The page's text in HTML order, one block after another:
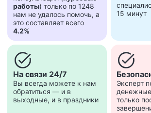
работы) только по 1248
нам не удалось помочь, а
это составляет всего
4.2%
15 минут
task_alt
На связи 24/7
Вы всегда можете к нам
обратиться — и в
выходные, и в праздники
task_alt
Эксперт
только